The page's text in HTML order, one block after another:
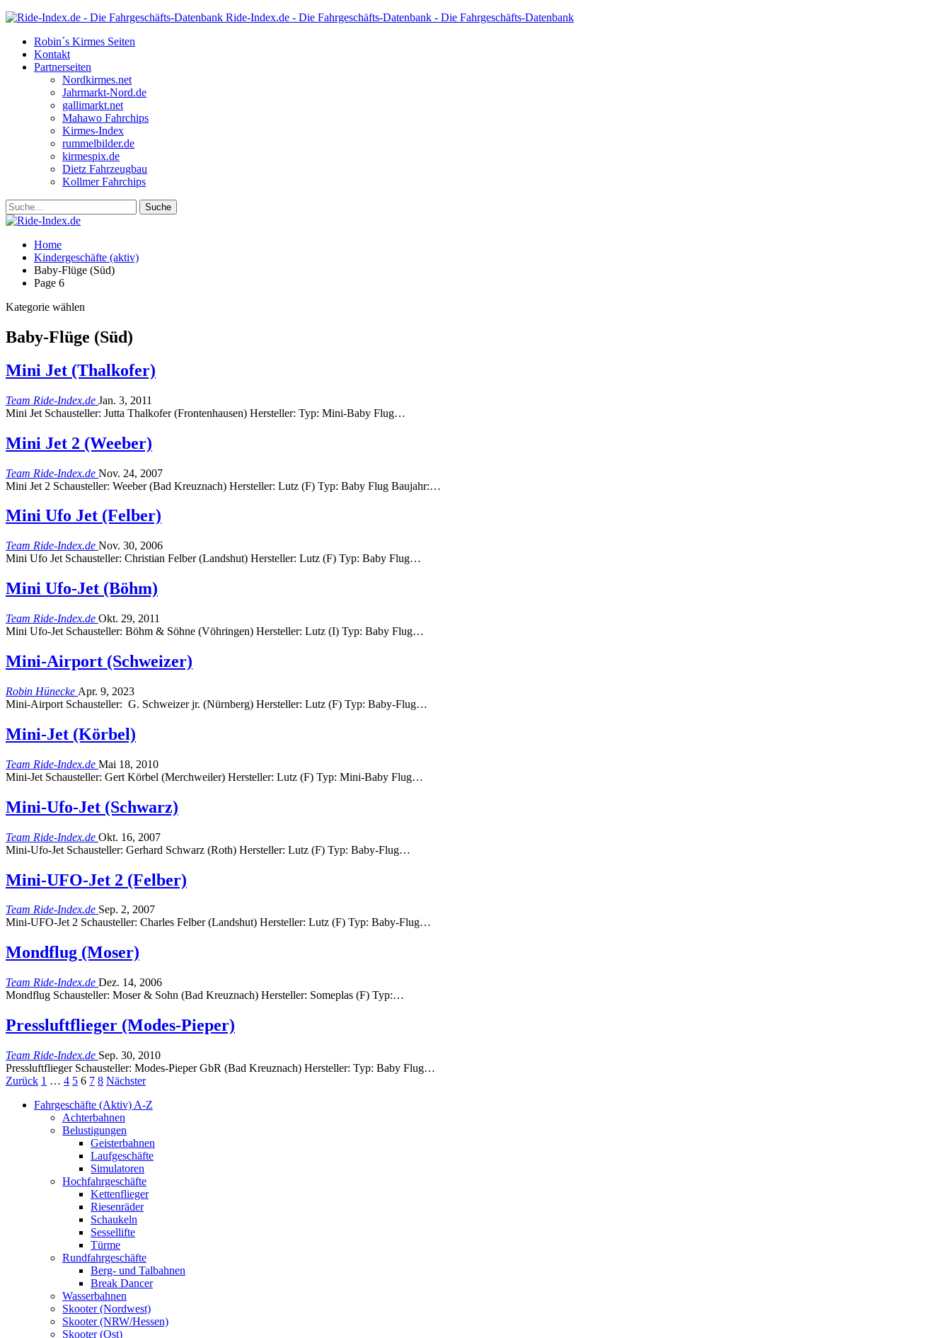
Ride-Index.de - Die Fahrgeschäfts-Datenbank - Die Fahrgeschäfts-Datenbank
Robin´s Kirmes Seiten
Kontakt
Partnerseiten
Nordkirmes.net
Jahrmarkt-Nord.de
gallimarkt.net
Mahawo Fahrchips
Kirmes-Index
rummelbilder.de
kirmespix.de
Dietz Fahrzeugbau
Kollmer Fahrchips
Home
Kindergeschäfte (aktiv)
Baby-Flüge (Süd)
Page 6
Kategorie wählen
Baby-Flüge (Süd)
Mini Jet (Thalkofer)
Team Ride-Index.de Jan. 3, 2011
Mini Jet Schausteller: Jutta Thalkofer (Frontenhausen) Hersteller: Typ: Mini-Baby Flug…
Mini Jet 2 (Weeber)
Team Ride-Index.de Nov. 24, 2007
Mini Jet 2 Schausteller: Weeber (Bad Kreuznach) Hersteller: Lutz (F) Typ: Baby Flug Baujahr:…
Mini Ufo Jet (Felber)
Team Ride-Index.de Nov. 30, 2006
Mini Ufo Jet Schausteller: Christian Felber (Landshut) Hersteller: Lutz (F) Typ: Baby Flug…
Mini Ufo-Jet (Böhm)
Team Ride-Index.de Okt. 29, 2011
Mini Ufo-Jet Schausteller: Böhm & Söhne (Vöhringen) Hersteller: Lutz (I) Typ: Baby Flug…
Mini-Airport (Schweizer)
Robin Hünecke Apr. 9, 2023
Mini-Airport Schausteller: G. Schweizer jr. (Nürnberg) Hersteller: Lutz (F) Typ: Baby-Flug…
Mini-Jet (Körbel)
Team Ride-Index.de Mai 18, 2010
Mini-Jet Schausteller: Gert Körbel (Merchweiler) Hersteller: Lutz (F) Typ: Mini-Baby Flug…
Mini-Ufo-Jet (Schwarz)
Team Ride-Index.de Okt. 16, 2007
Mini-Ufo-Jet Schausteller: Gerhard Schwarz (Roth) Hersteller: Lutz (F) Typ: Baby-Flug…
Mini-UFO-Jet 2 (Felber)
Team Ride-Index.de Sep. 2, 2007
Mini-UFO-Jet 2 Schausteller: Charles Felber (Landshut) Hersteller: Lutz (F) Typ: Baby-Flug…
Mondflug (Moser)
Team Ride-Index.de Dez. 14, 2006
Mondflug Schausteller: Moser & Sohn (Bad Kreuznach) Hersteller: Someplas (F) Typ:…
Pressluftflieger (Modes-Pieper)
Team Ride-Index.de Sep. 30, 2010
Pressluftflieger Schausteller: Modes-Pieper GbR (Bad Kreuznach) Hersteller: Typ: Baby Flug…
Zurück 1 … 4 5 6 7 8 Nächster
Fahrgeschäfte (Aktiv) A-Z
Achterbahnen
Belustigungen
Geisterbahnen
Laufgeschäfte
Simulatoren
Hochfahrgeschäfte
Kettenflieger
Riesenräder
Schaukeln
Sessellifte
Türme
Rundfahrgeschäfte
Berg- und Talbahnen
Break Dancer
Wasserbahnen
Skooter (Nordwest)
Skooter (NRW/Hessen)
Skooter (Ost)